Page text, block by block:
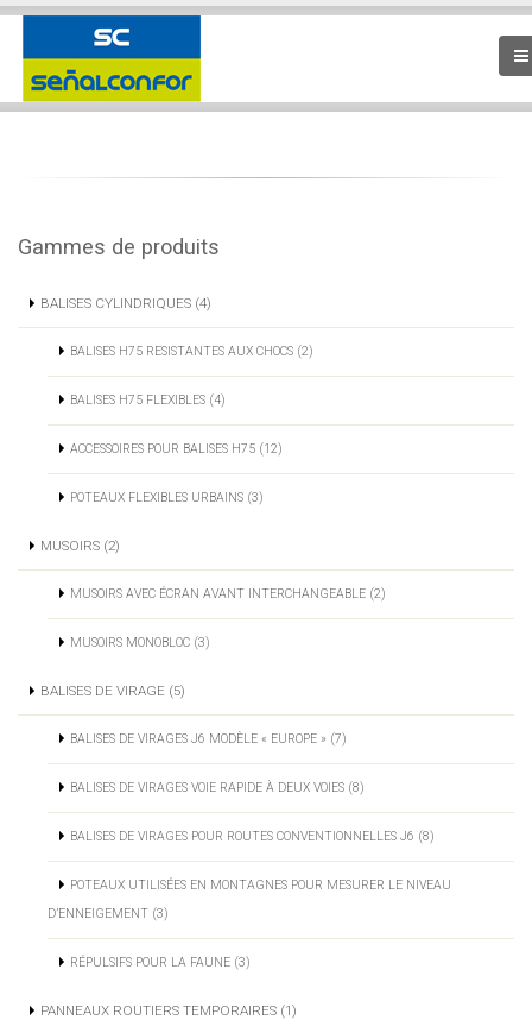
Gammes de produits
BALISES CYLINDRIQUES (4)
BALISES H75 RESISTANTES AUX CHOCS (2)
BALISES H75 FLEXIBLES (4)
ACCESSOIRES POUR BALISES H75 (12)
POTEAUX FLEXIBLES URBAINS (3)
MUSOIRS (2)
MUSOIRS AVEC ÉCRAN AVANT INTERCHANGEABLE (2)
MUSOIRS MONOBLOC (3)
BALISES DE VIRAGE (5)
BALISES DE VIRAGES J6 MODÈLE « EUROPE » (7)
BALISES DE VIRAGES VOIE RAPIDE À DEUX VOIES (8)
BALISES DE VIRAGES POUR ROUTES CONVENTIONNELLES J6 (8)
POTEAUX UTILISÉES EN MONTAGNES POUR MESURER LE NIVEAU
D’ENNEIGEMENT (3)
RÉPULSIFS POUR LA FAUNE (3)
PANNEAUX ROUTIERS TEMPORAIRES (1)